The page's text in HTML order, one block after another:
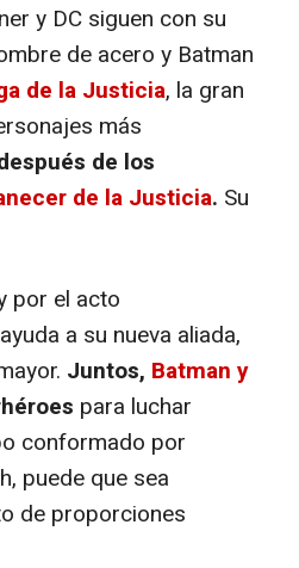
y DC siguen con su
de acero y Batman
de la Justicia, la gran
más
de los
de la Justicia. Su
por el acto
a su nueva aliada,
Juntos, Batman y
para luchar
conformado por
puede que sea
de proporciones